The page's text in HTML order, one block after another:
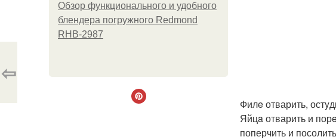
Обзор функционального и удобного
блендера погружного Redmond
RHB-2987
Филe отварить,
Яйцa отварить и
поперчить и
⇦